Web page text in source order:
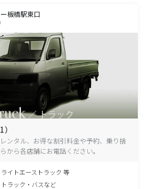
板橋駅東口
ンタル、お得な割引料金や予約、乗り捨
から各店舗にお電話ください。
ライトエーストラック 等
トラック・バスなど